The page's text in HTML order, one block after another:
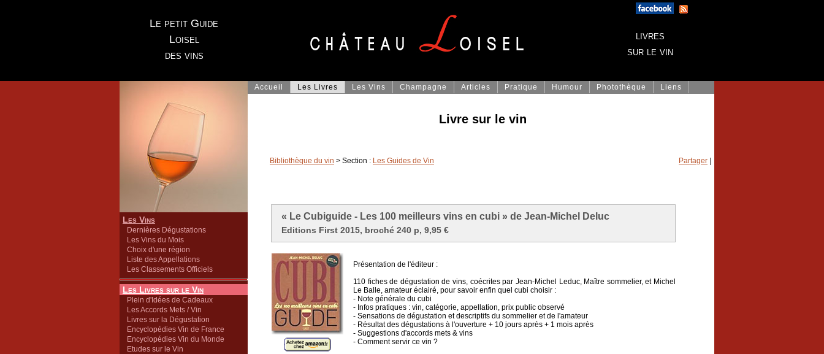
Le petit Guide
Loisel
des vins
livres
sur le vin
Les Vins
Dernières Dégustations
Les Vins du Mois
Choix d'une région
Liste des Appellations
Les Classements Officiels
Les Livres sur le Vin
Plein d'Idées de Cadeaux
Les Accords Mets / Vin
Livres sur la Dégustation
Encyclopédies Vin de France
Encyclopédies Vin du Monde
Etudes sur le Vin
Accueil Les Livres Les Vins Champagne Articles Pratique Humour Photothèque Liens
Livre sur le vin
Partager
Bibliothèque du vin > Section : Les Guides de Vin
« Le Cubiguide - Les 100 meilleurs vins en cubi » de Jean-Michel Deluc
Editions First 2015, broché 240 p, 9,95 €
Présentation de l'éditeur :
110 fiches de dégustation de vins, coécrites par Jean-Michel Leduc, Maître sommelier, et Michel
Le Balle, amateur éclairé, pour savoir enfin quel cubi choisir :
- Note générale du cubi
- Infos pratiques : vin, catégorie, appellation, prix public observé
- Sensations de dégustation et descriptifs du sommelier et de l'amateur
- Résultat des dégustations à l'ouverture + 10 jours après + 1 mois après
- Suggestions d'accords mets & vins
- Comment servir ce vin ?